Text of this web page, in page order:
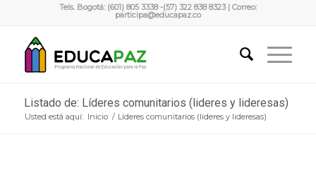
Tels. Bogotá: (601) 805 3338 -(57) 322 838 8323 | Correo:
participa@educapaz.co
Listado de: Líderes comunitarios (lideres y lideresas)
Usted está aquí: Inicio / Líderes comunitarios (lideres y lideresas)